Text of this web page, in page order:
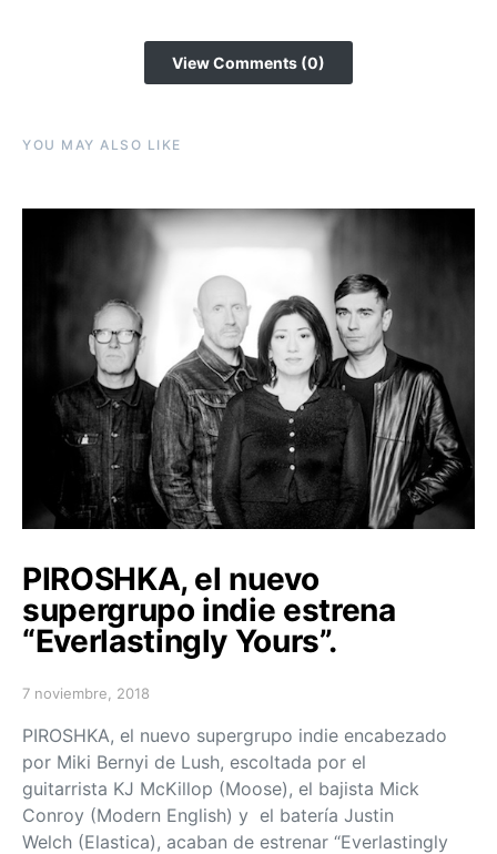
View Comments (0)
YOU MAY ALSO LIKE
PIROSHKA, el nuevo
supergrupo indie estrena
“Everlastingly Yours”.
Posted on
7 noviembre, 2018
PIROSHKA, el nuevo supergrupo indie encabezado
por Miki Bernyi de Lush, escoltada por el
guitarrista KJ McKillop (Moose), el bajista Mick
Conroy (Modern English) y el batería Justin
Welch (Elastica), acaban de estrenar “Everlastingly